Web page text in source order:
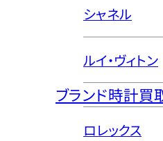
シャネル
ルイ・ヴィトン
ブランド時計買
ロレックス